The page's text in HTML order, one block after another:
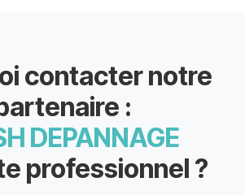
contacter notre
:
DEPANNAGE
professionnel ?